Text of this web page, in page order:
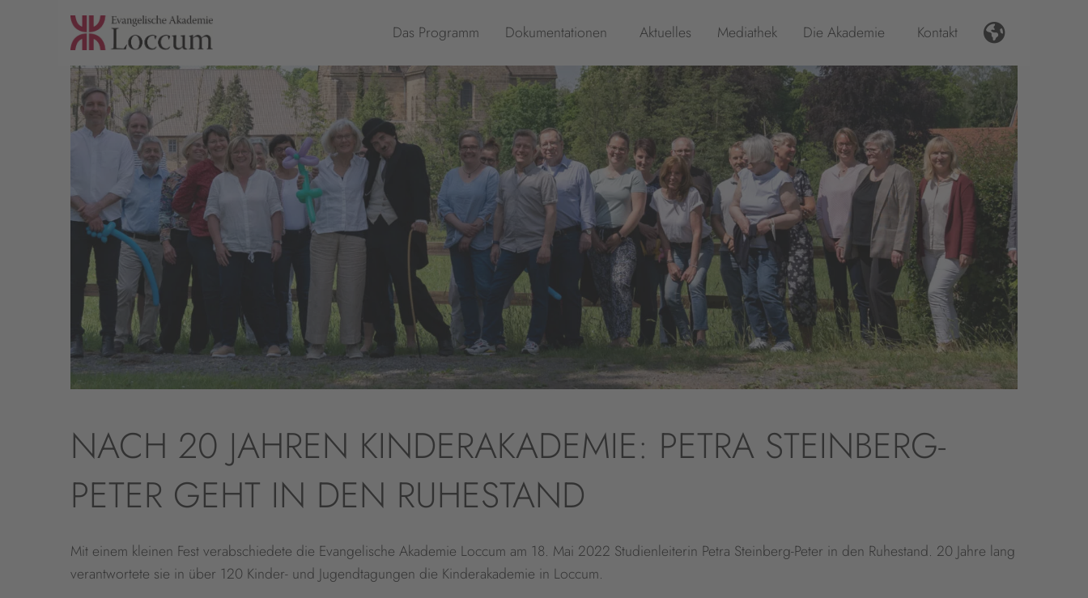
Das Programm Dokumentationen Aktuelles Mediathek Die Akademie Kontakt
NACH 20 JAHREN KINDERAKADEMIE: PETRA STEINBERG-
PETER GEHT IN DEN RUHESTAND
Mit einem kleinen Fest verabschiedete die Evangelische Akademie Loccum am 18. Mai 2022 Studienleiterin Petra Steinberg-Peter in den Ruhestand. 20 Jahre lang
verantwortete sie in über 120 Kinder- und Jugendtagungen die Kinderakademie in Loccum.